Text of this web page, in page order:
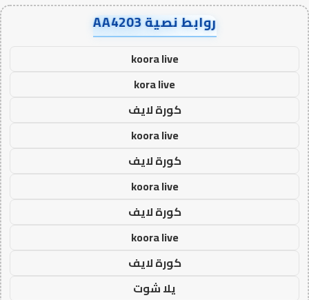
روابط نصية AA4203
koora live
kora live
كورة لايف
koora live
كورة لايف
koora live
كورة لايف
koora live
كورة لايف
يلا شوت